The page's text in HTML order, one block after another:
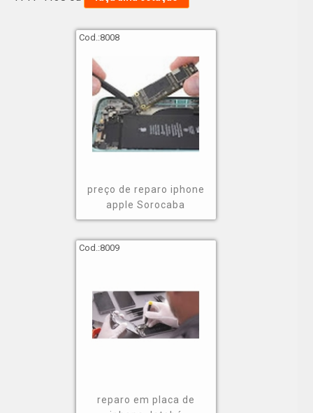
eletrônicos e assistência técnica são ideais para
homens e mulheres de diferentes idades. Confira
também abaixo mais opções acerca de: reparo para
assistência técnica iphones x;
queira saber mais sobre valores, esteja ciente que
varia de acordo com o serviço realizado.
Confira mais detalhes sobre essa e outras soluções
Cod.:8008
preço de reparo iphone
apple Sorocaba
Cod.:8009
reparo em placa de